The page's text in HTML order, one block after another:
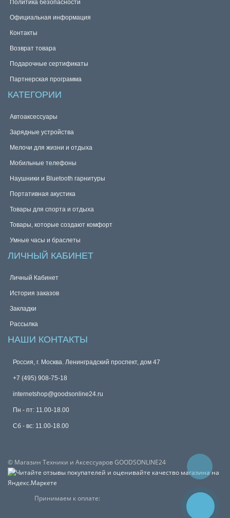
Политика безопасности
Официальная информация
Контакты
Возврат товара
Подарочные сертификаты
Партнерская программа
КАТЕГОРИИ
Автоаксессуары
Зарядные устройства
Мелочи для жизни и отдыха
Мобильные телефоны
Наушники и Bluetooth гарнитуры
Портативная акустика
Товары для спорта и отдыха
Товары, которые создают комфорт
Умные часы и браслеты
ЛИЧНЫЙ КАБИНЕТ
Личный Кабинет
История заказов
Закладки
Рассылка
НАШИ КОНТАКТЫ
Россия, г. Москва. Ленинградский проспект, дом 47
+7 (495) 908-75-18
internetshop@goodsonline24.ru
Пн - пт: 11.00-18.00
Сб - вс: 11.00-18.00
© Магазин Техники и Аксессуаров GOODSONLINE24
Принимаем к оплате: